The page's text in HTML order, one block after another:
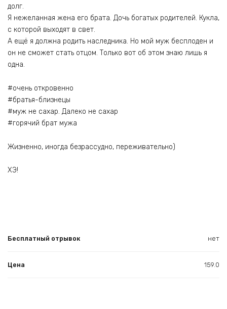
долг.
Я нежеланная жена его брата. Дочь богатых родителей. Кукла,
с которой выходят в свет.
А ещё я должна родить наследника. Но мой муж бесплоден и
он не сможет стать отцом. Только вот об этом знаю лишь я
одна.
#очень откровенно
#братья-близнецы
#муж не сахар. Далеко не сахар
#горячий брат мужа
Жизненно, иногда безрассудно, переживательно)
ХЭ!
Бесплатный отрывок нет
Цена 159.0